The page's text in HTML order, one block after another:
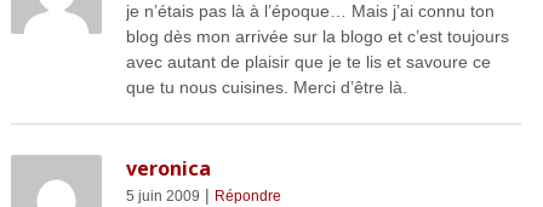
je n’étais pas là à l’époque… Mais j’ai connu ton
blog dès mon arrivée sur la blogo et c’est toujours
avec autant de plaisir que je te lis et savoure ce
que tu nous cuisines. Merci d’être là.
veronica
5 juin 2009 | Répondre